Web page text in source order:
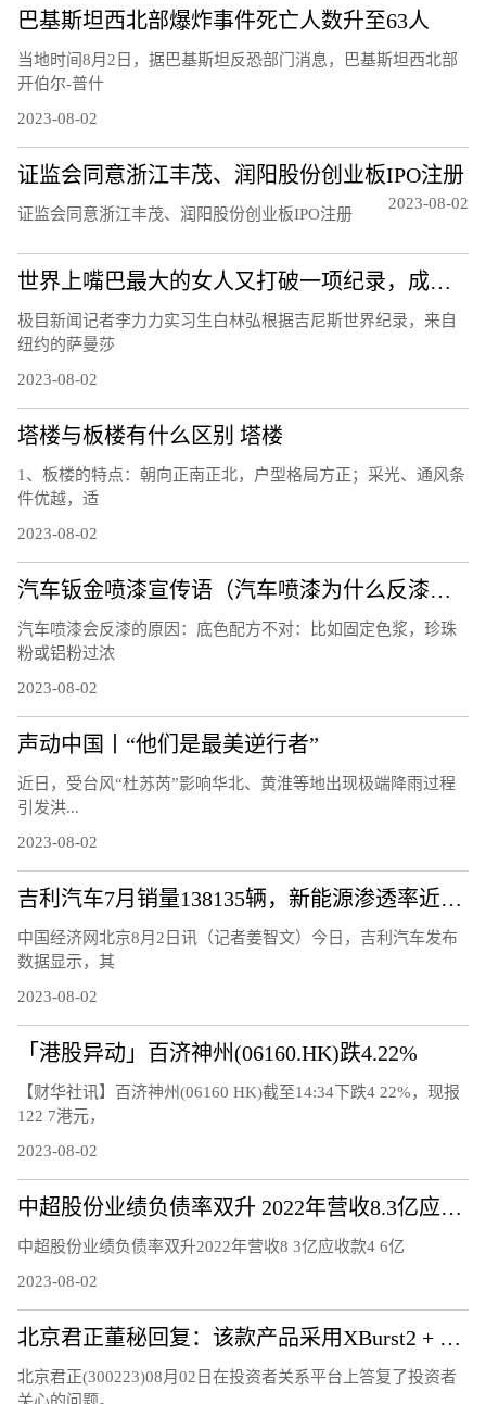
巴基斯坦西北部爆炸事件死亡人数升至63人
当地时间8月2日，据巴基斯坦反恐部门消息，巴基斯坦西北部
开伯尔-普什
2023-08-02
证监会同意浙江丰茂、润阳股份创业板IPO注册
证监会同意浙江丰茂、润阳股份创业板IPO注册
2023-08-02
世界上嘴巴最大的女人又打破一项纪录，成为嘴巴最宽的女性，可以轻松塞进一整盒薯条
极目新闻记者李力力实习生白林弘根据吉尼斯世界纪录，来自
纽约的萨曼莎
2023-08-02
塔楼与板楼有什么区别 塔楼
1、板楼的特点：朝向正南正北，户型格局方正；采光、通风条
件优越，适
2023-08-02
汽车钣金喷漆宣传语（汽车喷漆为什么反漆？）
汽车喷漆会反漆的原因：底色配方不对：比如固定色浆，珍珠
粉或铝粉过浓
2023-08-02
声动中国丨“他们是最美逆行者”
近日，受台风“杜苏芮”影响华北、黄淮等地出现极端降雨过程
引发洪...
2023-08-02
吉利汽车7月销量138135辆，新能源渗透率近30%
中国经济网北京8月2日讯（记者姜智文）今日，吉利汽车发布
数据显示，其
2023-08-02
「港股异动」百济神州(06160.HK)跌4.22%
【财华社讯】百济神州(06160 HK)截至14:34下跌4 22%，现报
122 7港元，
2023-08-02
中超股份业绩负债率双升 2022年营收8.3亿应收款4.6亿
中超股份业绩负债率双升2022年营收8 3亿应收款4 6亿
2023-08-02
北京君正董秘回复：该款产品采用XBurst2 + NPU，已量产销售
北京君正(300223)08月02日在投资者关系平台上答复了投资者